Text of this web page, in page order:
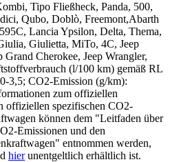
Tipo Fließheck, Panda, 500,
Qubo, Doblò, Freemont,Abarth
Lancia Ypsilon, Delta, Thema,
Giulietta, MiTo, 4C, Jeep
Grand Cherokee, Jeep Wrangler,
(l/100 km) gemäß RL
3,5; CO2-Emission (g/km):
zum offiziellen
offiziellen spezifischen CO2-
können dem "Leitfaden über
Emissionen und den
entnommen werden,
hierunentgeltlich erhältlich ist.